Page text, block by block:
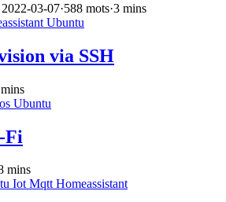
03-07·588 mots·3 mins
Ubuntu
via SSH
Ubuntu
Fi
mins
IotMqttHomeassistant